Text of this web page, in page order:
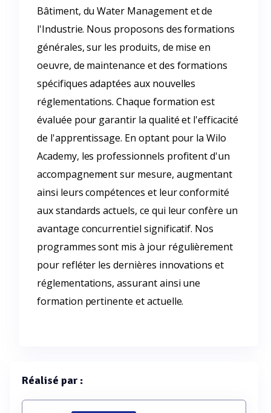
Bâtiment, du Water Management et de
l'Industrie. Nous proposons des formations
générales, sur les produits, de mise en
oeuvre, de maintenance et des formations
spécifiques adaptées aux nouvelles
réglementations. Chaque formation est
évaluée pour garantir la qualité et l'efficacité
de l'apprentissage. En optant pour la Wilo
Academy, les professionnels profitent d'un
accompagnement sur mesure, augmentant
ainsi leurs compétences et leur conformité
aux standards actuels, ce qui leur confère un
avantage concurrentiel significatif. Nos
programmes sont mis à jour régulièrement
pour refléter les dernières innovations et
réglementations, assurant ainsi une
formation pertinente et actuelle.
Réalisé par :